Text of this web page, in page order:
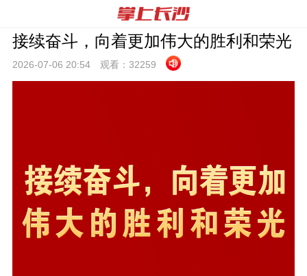
接续奋斗，向着更加伟大的胜利和荣光
2026-07-06 20:54 观看： 32259